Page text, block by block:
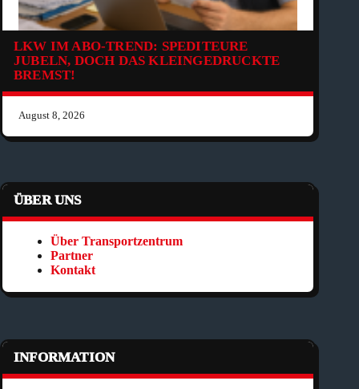
LKW IM ABO-TREND: SPEDITEURE
JUBELN, DOCH DAS KLEINGEDRUCKTE
BREMST!
August 8, 2026
ÜBER UNS
Über Transportzentrum
Partner
Kontakt
INFORMATION